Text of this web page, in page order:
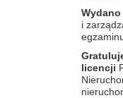
Wydano
i
licencji